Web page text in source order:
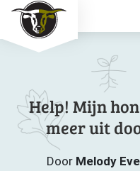
Help! Mijn
meer uit
Door Melody